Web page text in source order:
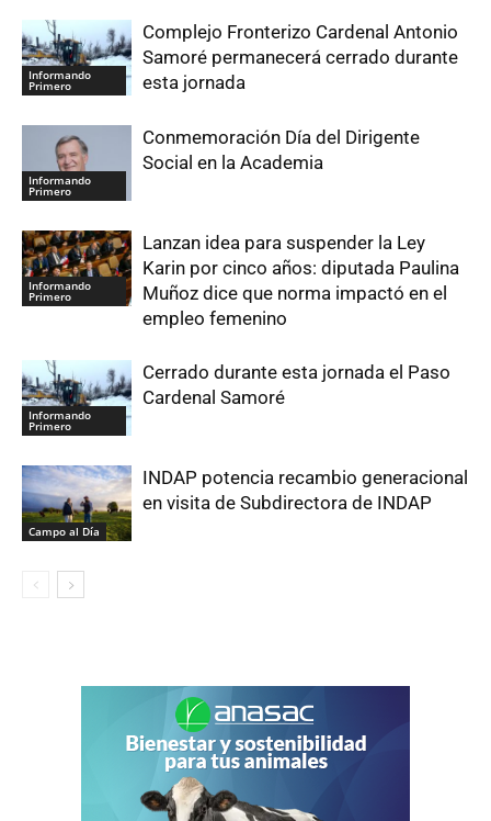
Informando
Primero
Complejo Fronterizo Cardenal Antonio
Samoré permanecerá cerrado durante
esta jornada
Informando
Primero
Conmemoración Día del Dirigente
Social en la Academia
Informando
Primero
Lanzan idea para suspender la Ley
Karin por cinco años: diputada Paulina
Muñoz dice que norma impactó en el
empleo femenino
Informando
Primero
Cerrado durante esta jornada el Paso
Cardenal Samoré
Campo al Día
INDAP potencia recambio generacional
en visita de Subdirectora de INDAP